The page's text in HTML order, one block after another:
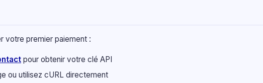
votre premier paiement :
pour obtenir votre clé API
ou utilisez cURL directement